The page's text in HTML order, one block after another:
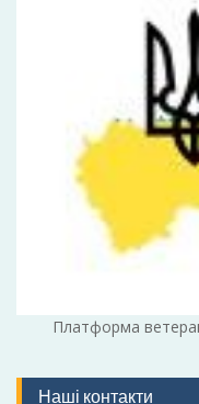
Платформа
Наші контакти